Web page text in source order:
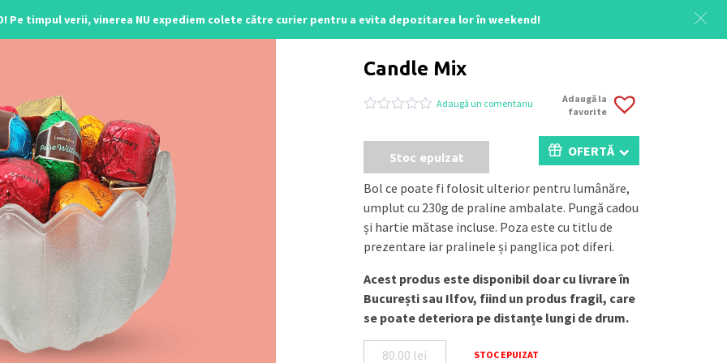
Pe timpul verii, vinerea NU expediem colete către curier pentru a evita depozitarea lor în weekend!
Candle Mix
5
pe
a
evaluări
de
la
Adaugă un comentariu
Adaugă la
favorite
Stoc epuizat OFERTĂ
Bol ce poate fi folosit ulterior pentru lumânăre,
umplut cu 230g de praline ambalate. Pungă cadou
și hartie mătase incluse. Poza este cu titlu de
prezentare iar pralinele și panglica pot diferi.
Acest produs este disponibil doar cu livrare în
București sau Ilfov, fiind un produs fragil, care
se poate deteriora pe distanțe lungi de drum.
80.00 lei STOC EPUIZAT